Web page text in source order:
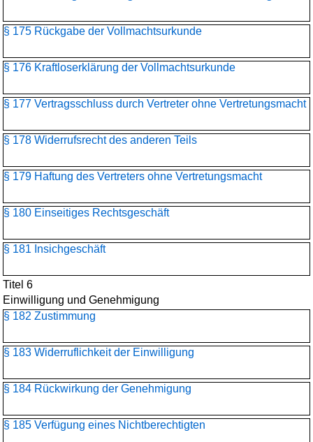
§ 175 Rückgabe der Vollmachtsurkunde
§ 176 Kraftloserklärung der Vollmachtsurkunde
§ 177 Vertragsschluss durch Vertreter ohne Vertretungsmacht
§ 178 Widerrufsrecht des anderen Teils
§ 179 Haftung des Vertreters ohne Vertretungsmacht
§ 180 Einseitiges Rechtsgeschäft
§ 181 Insichgeschäft
Titel 6
Einwilligung und Genehmigung
§ 182 Zustimmung
§ 183 Widerruflichkeit der Einwilligung
§ 184 Rückwirkung der Genehmigung
§ 185 Verfügung eines Nichtberechtigten